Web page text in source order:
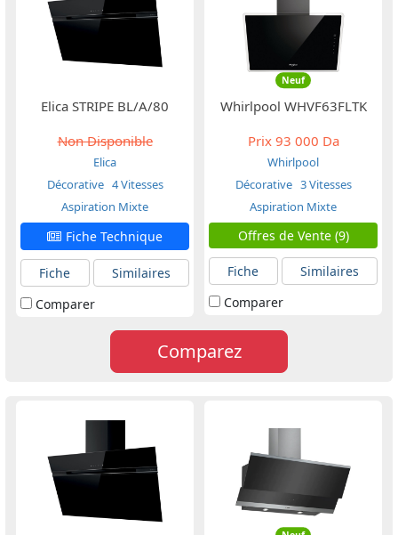
Elica STRIPE BL/A/80
Non Disponible
Elica
Décorative 4 Vitesses
Aspiration Mixte
Fiche Technique
Fiche
Similaires
Comparer
Neuf
Whirlpool WHVF63FLTK
Prix93 000 Da
Whirlpool
Décorative 3 Vitesses
Aspiration Mixte
Offres de Vente (9)
Fiche
Similaires
Comparer
Comparez